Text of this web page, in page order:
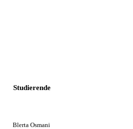
Studierende
Blerta Osmani